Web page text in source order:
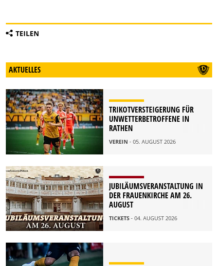
TEILEN
AKTUELLES
TRIKOTVERSTEIGERUNG FÜR
UNWETTERBETROFFENE IN
RATHEN
VEREIN - 05. AUGUST 2026
JUBILÄUMSVERANSTALTUNG IN
DER FRAUENKIRCHE AM 26.
AUGUST
TICKETS - 04. AUGUST 2026